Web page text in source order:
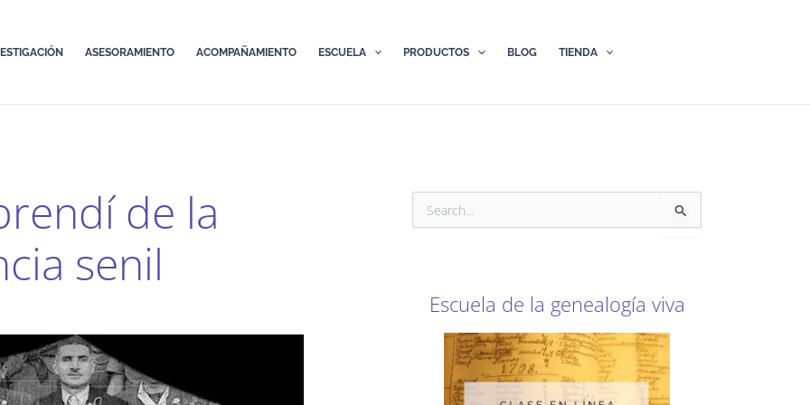
ASESORAMIENTO ACOMPAÑAMIENTO ESCUELA PRODUCTOS BLOG TIENDA
de la
senil
Escuela de la genealogía viva